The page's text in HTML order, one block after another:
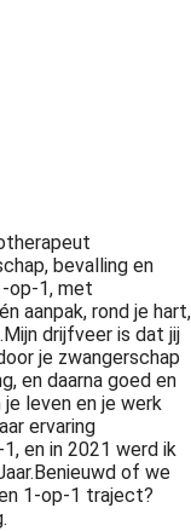
bevalling en
op-1, met
aanpak, rond je hart,
drijfveer is dat jij
je zwangerschap
en daarna goed en
leven en je werk
ervaring
en in 2021 werd ik
of we
1-op-1 traject?